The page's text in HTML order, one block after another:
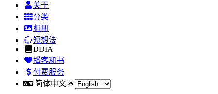
关于
分类
相册
短想法
DDIA
播客和书
付费服务
简体中文